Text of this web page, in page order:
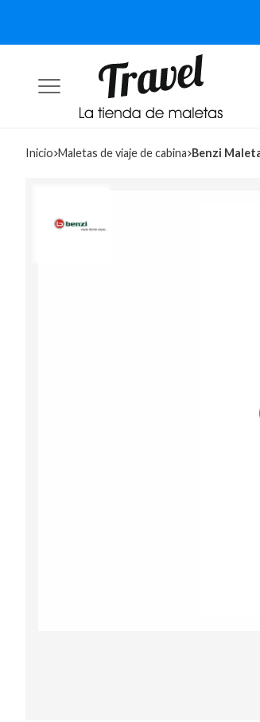
Inicio maletas de viaje de cabina Benzi